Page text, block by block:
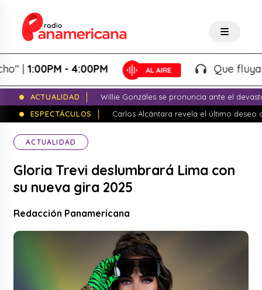
- 4:00PM Que fluya la
ACTUALIDAD
Willie Gonzáles se pronuncia ante el
ESPECTÁCULOS
Carlos Alcántara revela el último deseo
ACTUALIDAD
Gloria Trevi deslumbrará Lima con
su nueva gira 2025
Redacción Panamericana